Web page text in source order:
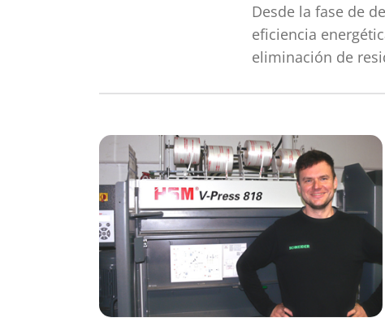
Desde la fase de
eficiencia
eliminación de